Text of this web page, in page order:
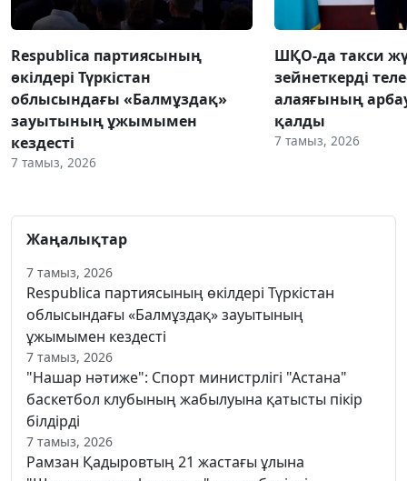
Respublica партиясының
өкілдері Түркістан
облысындағы «Балмұздақ»
зауытының ұжымымен
кездесті
7 тамыз, 2026
ШҚО-да такси
зейнеткерді
алаяғының
қалды
7 тамыз, 2026
Жаңалықтар
7 тамыз, 2026
Respublica партиясының өкілдері Түркістан
облысындағы «Балмұздақ» зауытының
ұжымымен кездесті
7 тамыз, 2026
"Нашар нәтиже": Спорт министрлігі "Астана"
баскетбол клубының жабылуына қатысты пікір
білдірді
7 тамыз, 2026
Рамзан Қадыровтың 21 жастағы ұлына